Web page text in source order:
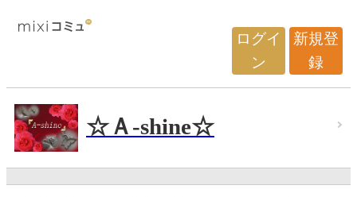
ログイ
ン
新規登
録
☆Ａ-shine☆